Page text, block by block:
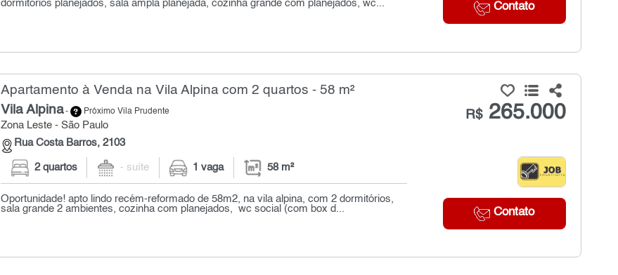
Contato
dormitórios planejados, sala ampla planejada, cozinha grande com planejados, wc...
Apartamento à Venda na Vila Alpina com 2 quartos - 58 m²
Vila Alpina- Próximo Vila Prudente
Zona Leste - São Paulo
Rua Costa Barros, 2103
R$265.000
Contato
2 quartos - suíte 1 vaga 58 m²
Oportunidade! apto lindo recém-reformado de 58m2, na vila alpina, com 2 dormitórios,
sala grande 2 ambientes, cozinha com planejados, wc social (com box d...